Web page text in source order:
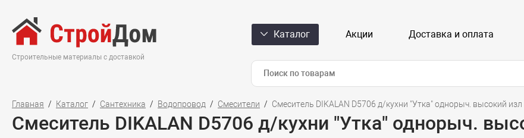
Строительные материалы с доставкой
Каталог Акции Доставка и оплата
Главная Каталог Сантехника Водопровод Смесители Смеситель DIKALAN D5706 д/кухни "Утка" однорыч. высокий изл
Смеситель DIKALAN D5706 д/кухни "Утка" однорыч.